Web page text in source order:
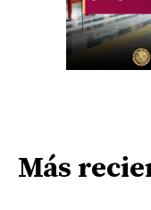
Más